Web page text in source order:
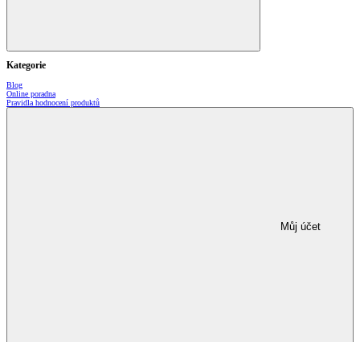
Kategorie
Blog
Online poradna
Pravidla hodnocení produktů
Můj účet